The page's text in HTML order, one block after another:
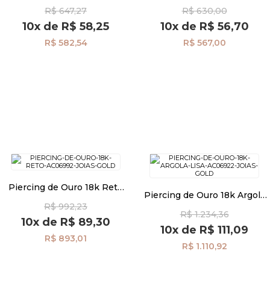
R$ 647,27
10x de R$ 58,25
R$ 582,54
ac07165
R$ 630,00
10xde R$ 56,70
R$ 567,00
Piercing de Ouro 18k Reto
R$ 992,23
10x de R$ 89,30
R$ 893,01
Piercing de Ouro 18k Argola
R$ 1.234,36
10x de R$ 111,09
R$ 1.110,92